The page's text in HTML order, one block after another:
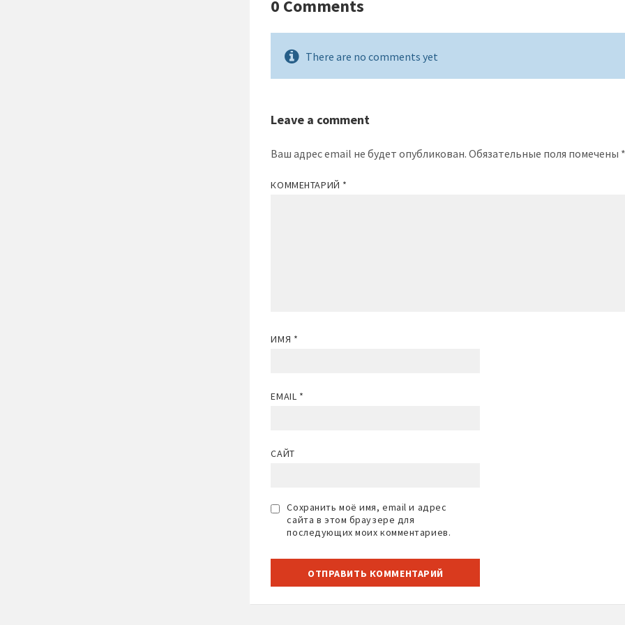
0 Comments
There are no comments yet
Leave a comment
Ваш адрес email не будет опубликован. Обязательные поля помечены
КОММЕНТАРИЙ *
ИМЯ *
EMAIL *
САЙТ
Сохранить моё имя, email и адрес
сайта в этом браузере для
последующих моих комментариев.